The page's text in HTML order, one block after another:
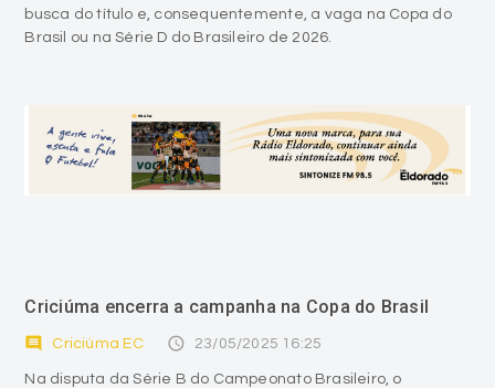
busca do título e, consequentemente, a vaga na Copa do
Brasil ou na Série D do Brasileiro de 2026.
Criciúma encerra a campanha na Copa do Brasil
comment Criciúma EC access_time 23/05/2025 16:25
Na disputa da Série B do Campeonato Brasileiro, o